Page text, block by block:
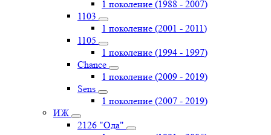
1 поколение (1988 - 2007)
1103
1 поколение (2001 - 2011)
1105
1 поколение (1994 - 1997)
Chance
1 поколение (2009 - 2019)
Sens
1 поколение (2007 - 2019)
ИЖ
2126 "Ода"